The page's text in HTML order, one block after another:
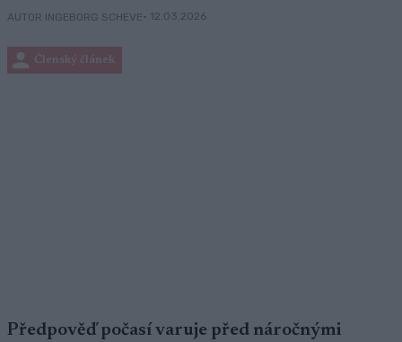
AUTOR INGEBORG SCHEVE• 12.03.2026
Členský článek
Předpověď počasí varuje před náročnými